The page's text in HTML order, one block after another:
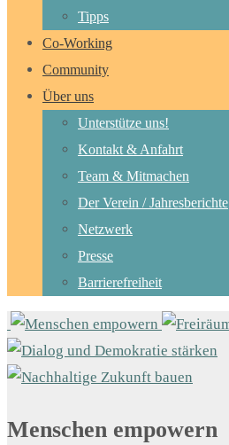
Tipps
Co-Working
Community
Über uns
Unterstütze uns!
Kontakt & Anfahrt
Team & Mitmachen
Der Verein / Jahresberichte
Netzwerk
Presse
Barrierefreiheit
Menschen empowern